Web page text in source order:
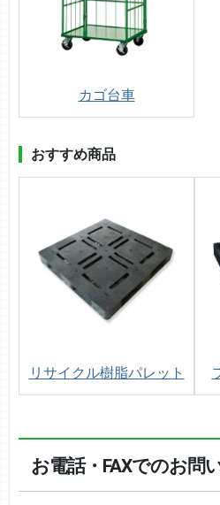
カゴ台車
おすすめ商品
リサイクル樹脂パレット
お電話・FAXでのお問